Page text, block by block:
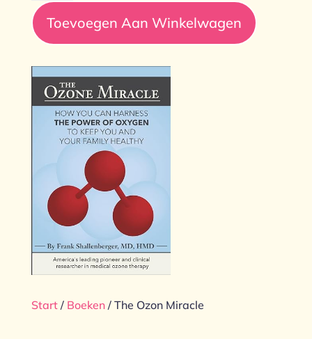
Miracle
aantal
Toevoegen Aan Winkelwagen
Start/ Boeken/ The Ozon Miracle